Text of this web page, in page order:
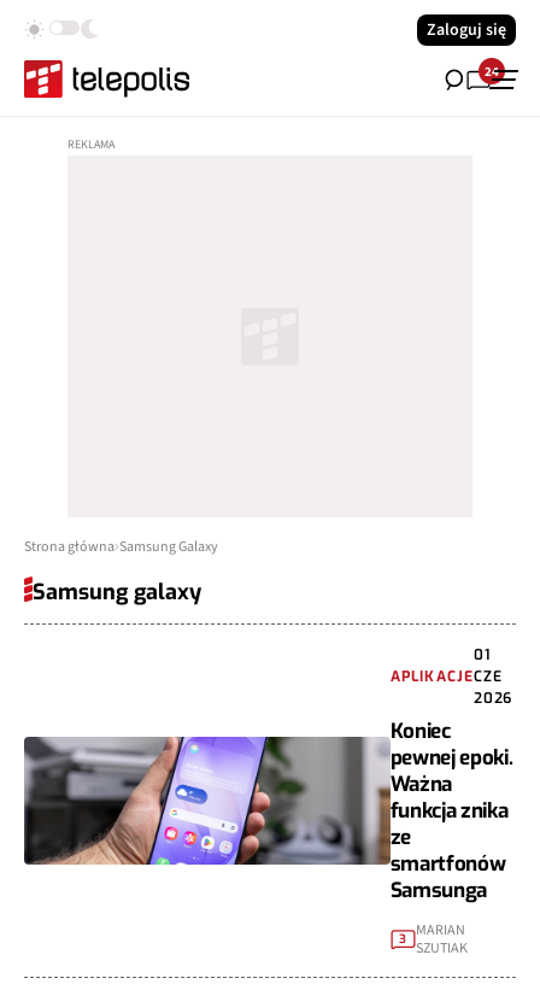
Zaloguj się
24
Strona główna Samsung Galaxy
Samsung galaxy
APLIKACJE
01
CZE
2026
Koniec
pewnej epoki.
Ważna
funkcja znika
ze
smartfonów
Samsunga
3
MARIAN
SZUTIAK